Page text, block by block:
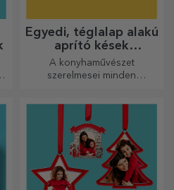
Egyedi, téglalap alakú
aprító kések
fogantyúval
A konyhaművészet
szerelmesei minden
legkreatívabb aprítókkal
készülnek. Válassza ki a
megfelelőt!